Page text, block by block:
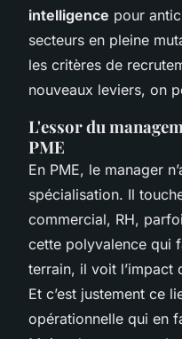
intelligence pour
secteurs en pleine
les critères de
nouveaux leviers, on
L'essor du
PME
En PME, le manager
spécialisation. Il
commercial, RH,
cette polyvalence qui
terrain, il voit l’impact
Et c’est justement ce
opérationnelle qui en